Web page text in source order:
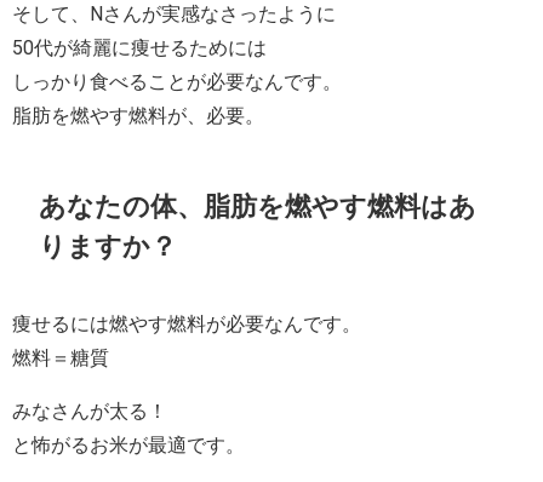
そして、Nさんが実感なさったように
50代が綺麗に痩せるためには
しっかり食べることが必要なんです。
脂肪を燃やす燃料が、必要。
あなたの体、脂肪を燃やす燃料はあ
りますか？
痩せるには燃やす燃料が必要なんです。
燃料＝糖質
みなさんが太る！
と怖がるお米が最適です。